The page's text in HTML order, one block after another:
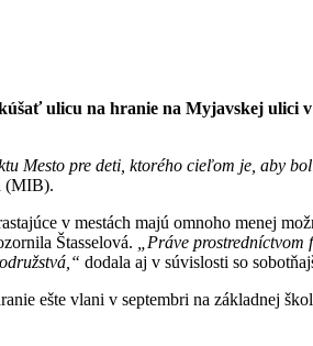
ulicu na hranie na Myjavskej ulici
Mesto pre deti, ktorého cieľom je, aby
(MIB).
v mestách majú omnoho menej
Štasselová.
„Práve
dodala aj v súvislosti so
ešte vlani v septembri na základnej